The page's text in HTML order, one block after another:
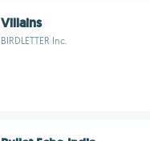
Villains
BIRDLETTER Inc.